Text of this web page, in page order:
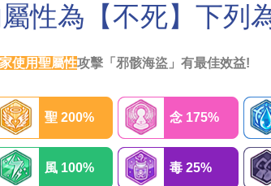
性為【不死】下列
使用聖屬性攻擊「邪骸海盜」有最佳效益!
聖 200% 念 175%
風 100% 毒 25%